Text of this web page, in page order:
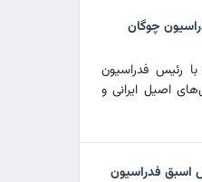
چوگان
رئیس فدراسیون
اصیل ایرانی و
اسبق فدراسیون